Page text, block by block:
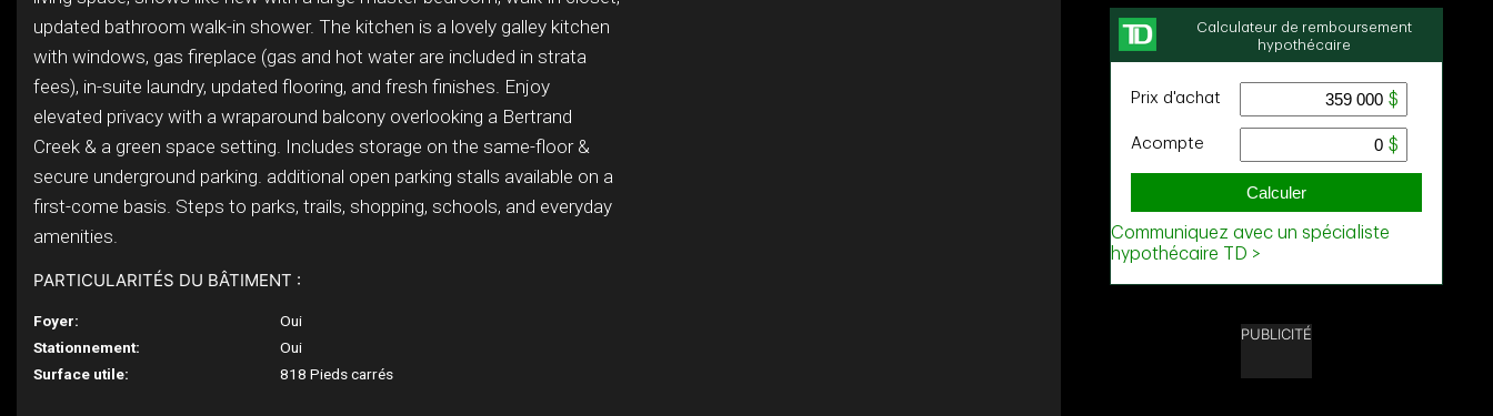
updated bathroom walk-in shower. The kitchen is a lovely galley kitchen
with windows, gas fireplace (gas and hot water are included in strata
fees), in-suite laundry, updated flooring, and fresh finishes. Enjoy
elevated privacy with a wraparound balcony overlooking a Bertrand
Creek & a green space setting. Includes storage on the same-floor &
secure underground parking. additional open parking stalls available on a
first-come basis. Steps to parks, trails, shopping, schools, and everyday
amenities.
PARTICULARITÉS DU BÂTIMENT :
Foyer:
Oui
Stationnement:
Oui
Surface utile:
818 Pieds carrés
PUBLICITÉ